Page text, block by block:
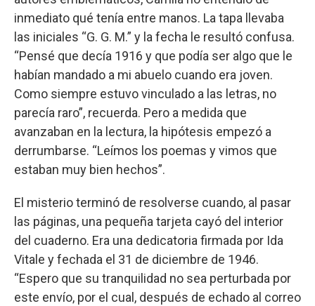
inmediato qué tenía entre manos. La tapa llevaba
las iniciales “G. G. M.” y la fecha le resultó confusa.
“Pensé que decía 1916 y que podía ser algo que le
habían mandado a mi abuelo cuando era joven.
Como siempre estuvo vinculado a las letras, no
parecía raro”, recuerda. Pero a medida que
avanzaban en la lectura, la hipótesis empezó a
derrumbarse. “Leímos los poemas y vimos que
estaban muy bien hechos”.
El misterio terminó de resolverse cuando, al pasar
las páginas, una pequeña tarjeta cayó del interior
del cuaderno. Era una dedicatoria firmada por Ida
Vitale y fechada el 31 de diciembre de 1946.
“Espero que su tranquilidad no sea perturbada por
este envío, por el cual, después de echado al correo